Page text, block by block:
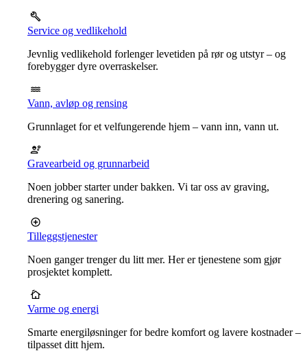
Service og vedlikehold
Jevnlig vedlikehold forlenger levetiden på rør og utstyr – og
forebygger dyre overraskelser.
Vann, avløp og rensing
Grunnlaget for et velfungerende hjem – vann inn, vann ut.
Gravearbeid og grunnarbeid
Noen jobber starter under bakken. Vi tar oss av graving,
drenering og sanering.
Tilleggstjenester
Noen ganger trenger du litt mer. Her er tjenestene som gjør
prosjektet komplett.
Varme og energi
Smarte energiløsninger for bedre komfort og lavere kostnader –
tilpasset ditt hjem.